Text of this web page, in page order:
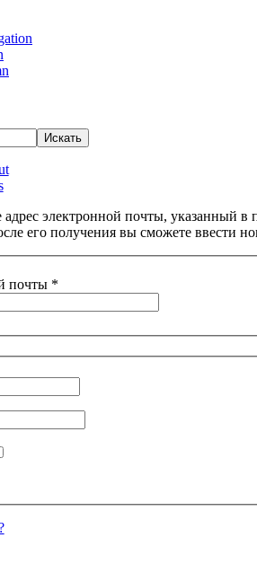
электронной почты, указанный
его получения вы сможете ввести
почты*